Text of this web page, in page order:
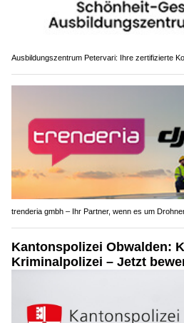
Ausbildungszentrum Petervari: Ihre zertifizierte
trenderia gmbh – Ihr Partner, wenn es um
Kantonspolizei Obwalden:
Kriminalpolizei – Jetzt